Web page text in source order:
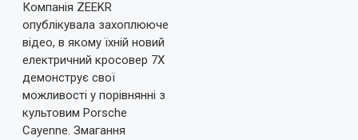
Компанія ZEEKR
опублікувала захоплююче
відео, в якому їхній новий
електричний кросовер 7X
демонструє свої
можливості у порівнянні з
культовим Porsche
Cayenne. Змагання